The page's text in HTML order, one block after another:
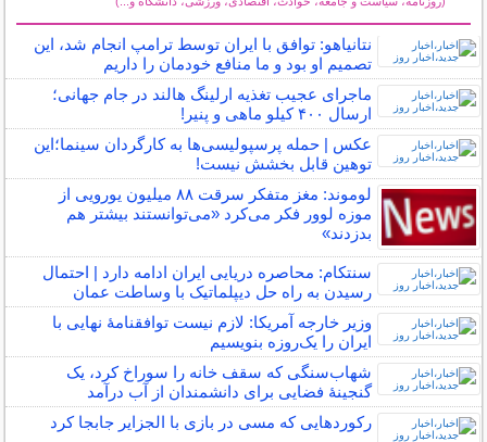
نتانیاهو: توافق با ایران توسط ترامپ انجام شد، این
تصمیم او بود و ما منافع خودمان را داریم
ماجرای عجیب تغذیه ارلینگ هالند در جام جهانی؛
ارسال ۴۰۰ کیلو ماهی و پنیر!
عکس | حمله پرسپولیسی‌ها به کارگردان سینما؛این
توهین قابل بخشش نیست!
لوموند: مغز متفکر سرقت ۸۸ میلیون یورویی از
موزه لوور فکر می‌کرد «می‌توانستند بیشتر هم
بدزدند»
سنتکام: محاصره دریایی ایران ادامه دارد | احتمال
رسیدن به راه حل دیپلماتیک با وساطت عمان
وزیر خارجه آمریکا: لازم نیست توافقنامهٔ نهایی با
ایران را یک‌روزه بنویسیم
شهاب‌سنگی که سقف خانه را سوراخ کرد، یک
گنجینۀ فضایی برای دانشمندان از آب درآمد
رکوردهایی که مسی در بازی با الجزایر جابجا کرد